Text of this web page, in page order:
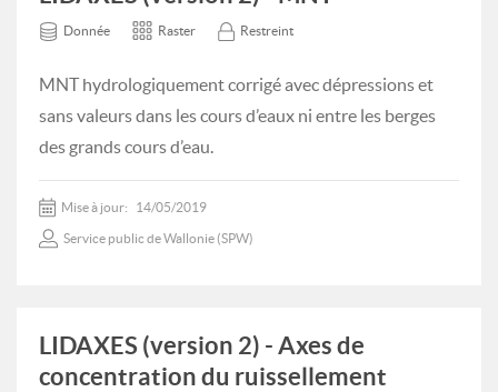
Donnée Raster Restreint
MNT hydrologiquement corrigé avec dépressions et
sans valeurs dans les cours d’eaux ni entre les berges
des grands cours d’eau.
Mise à jour: 14/05/2019
Service public de Wallonie (SPW)
LIDAXES (version 2) - Axes de
concentration du ruissellement